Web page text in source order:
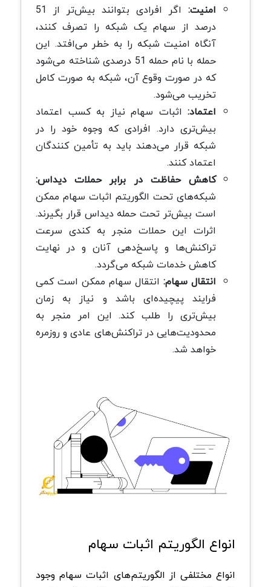
امنیت:
اگر افرادی بتوانند بیش‌تر از 51
درصد از سهام یک شبکه را تصرف کنند،
آنگاه امنیت شبکه را به خطر می‌افتد. این
حمله با نام حمله 51 درصدی شناخته می‌شود
که در صورت وقوع آن، شبکه به صورت کامل
تخریب می‌شود.
اعتماد: اثبات سهام نیاز به کسب اعتماد
بیش‌تری دارد. افرادی که وجوه خود را در
شبکه قرار می‌دهند باید به تأمین کنندگان
اعتماد کنند.
کاهش حفاظت در برابر حملات دیداس:
شبکه‌های تحت الگوریتم اثبات سهام ممکن
است بیش‌تر تحت حمله دیداس قرار بگیرند.
اثرات این حملات منجر به کندی سرعت
تراکنش‌ها و پاسخ‌دهی آنان و در نهایت
کاهش خدمات شبکه می‌گردد.
انتقال سهام: انتقال سهام ممکن است کمی
فرایند پیچیده‌ای باشد و نیاز به زمان
بیش‌تری را طلب کند. این امر منجر به
محدودیت‌هایی در تراکنش‌های عادی و روزمره
خواهد شد.
انواع الگوریتم اثبات سهام
انواع مختلفی از الگوریتم‌های اثبات سهام وجود